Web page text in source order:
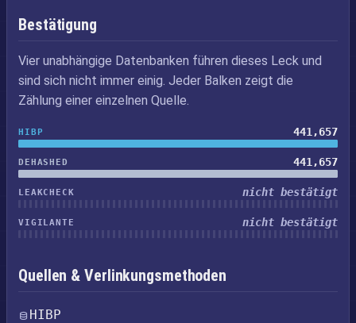
Bestätigung
Vier unabhängige Datenbanken führen dieses Leck und
sind sich nicht immer einig. Jeder Balken zeigt die
Zählung einer einzelnen Quelle.
HIBP 441,657
DEHASHED 441,657
LEAKCHECK nicht bestätigt
VIGILANTE nicht bestätigt
Quellen & Verlinkungsmethoden
HIBP